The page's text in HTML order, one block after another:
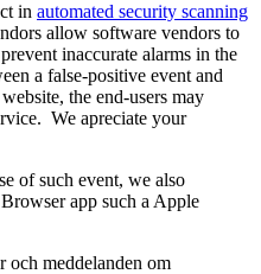
in automated security scanning
allow software vendors to
inaccurate alarms in the
a false-positive event and
the end-users may
We apreciate your
of such event, we also
app such a Apple
och meddelanden om